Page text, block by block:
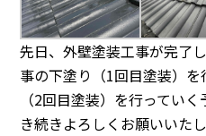
先日、外壁塗装工事が完了
事の下塗り（1回目塗装）
（2回目塗装）を行ってい
き続きよろしくお願いいた